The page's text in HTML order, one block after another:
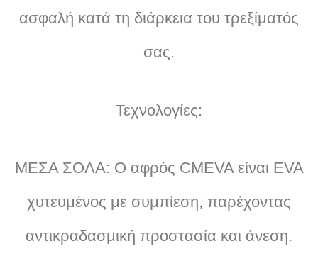
ασφαλή κατά τη διάρκεια του τρεξίματός
σας.
Τεχνολογίες:
ΜΕΣΑ ΣΟΛΑ: Ο αφρός CMEVA είναι EVA
χυτευμένος με συμπίεση, παρέχοντας
αντικραδασμική προστασία και άνεση.